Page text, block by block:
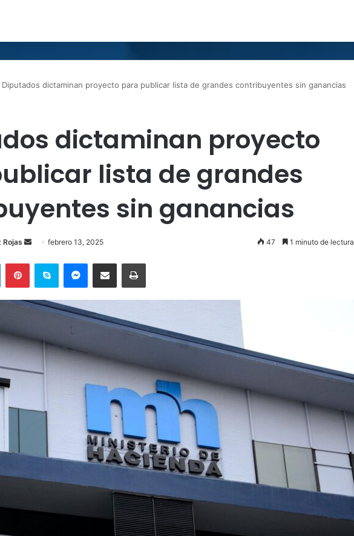
Diputados dictaminan proyecto para publicar lista de grandes contribuyentes sin ganancias
dictaminan proyecto
lista de grandes
sin ganancias
Rojas
Send
email
febrero 13, 2025 47 1 minuto de lectura
LinkedInPinterestSkype MessengerCompartir por correo electrónicoImprimir